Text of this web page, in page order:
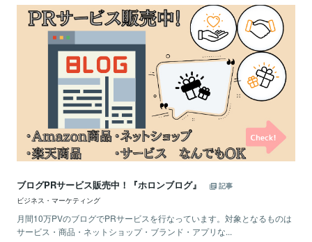
ブログPRサービス販売中！『ホロンブログ』
記事
ビジネス・マーケティング
月間10万PVのブログでPRサービスを行なっています。対象となるものは
サービス・商品・ネットショップ・ブランド・アプリな...